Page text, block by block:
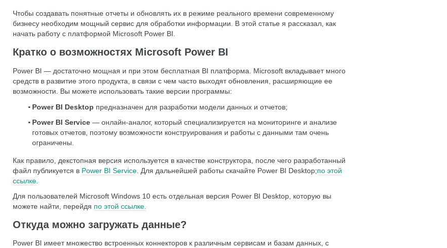
Чтобы создавать понятные отчеты и обновлять их в режиме реального времени современному
бизнесу необходим мощный сервис для обработки информации. В этой статье я рассказал, как
начать работу с платформой Microsoft Power BI.
Кратко о возможностях Microsoft Power BI
Power BI — достаточно мощная и при этом бесплатная BI платформа. Microsoft вкладывает много
средств в развитие этого продукта, в связи с чем часто выходят обновления, расширяющие ее
возможности. Вы можете использовать такие версии программы:
Power BI Desktop предназначен для разработки модели данных и отчетов;
Power BI Service — онлайн-аналог, который специализируется на мониторинге и анализе
готовых отчетов, поэтому возможности конструирования и работы с данными там очень
ограничены.
Как правило, декстопная версия используется в качестве конструктора, после чего разработанный
файл публикуется в Power BI Service . Для дальнейшей работы скачайте Power BI Desktop;по этой
ссылке
Для пользователей Microsoft Windows 10 есть отдельная версия Power BI Desktop, которую вы
можете найти, перейдя по этой ссылке.
Откуда можно загружать данные?
Power BI имеет множество встроенных коннекторов к различным сервисам и базам данных, с